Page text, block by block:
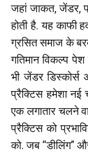
जहां जाकत, जेंडर,
होती है. यह काफी
ग्रसित समाज के
गतिमान विकल्प
भी जेंडर
प्रैक्टिस हमेशा
एक लगातार चलने
प्रैक्टिस को
को. जब “डीलिंग”